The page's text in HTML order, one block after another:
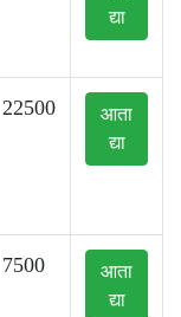
द्या
22500
आता
द्या
7500
आता
द्या